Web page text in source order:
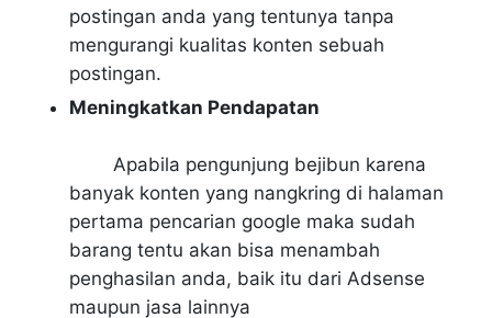
postingan anda yang tentunya tanpa
mengurangi kualitas konten sebuah
postingan.
Meningkatkan Pendapatan
Apabila pengunjung bejibun karena
banyak konten yang nangkring di halaman
pertama pencarian google maka sudah
barang tentu akan bisa menambah
penghasilan anda, baik itu dari Adsense
maupun jasa lainnya